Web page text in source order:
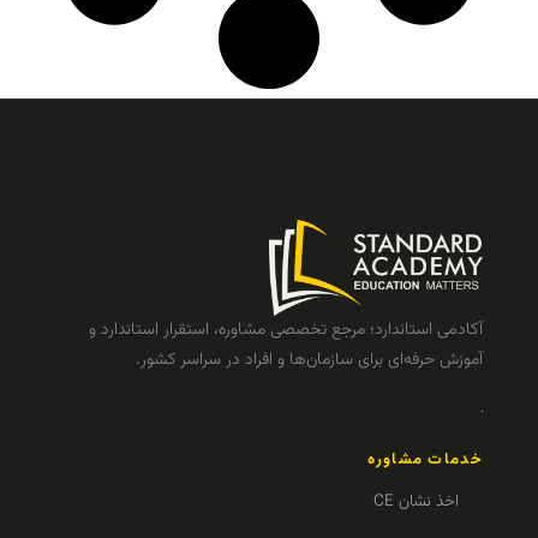
آکادمی استاندارد؛ مرجع تخصصی مشاوره، استقرار استاندارد و
آموزش حرفه‌ای برای سازمان‌ها و افراد در سراسر کشور.
خدمات مشاوره
اخذ نشان CE